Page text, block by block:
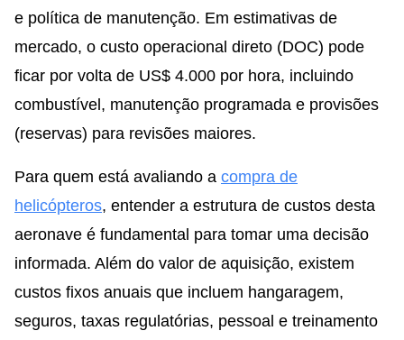
e política de manutenção. Em estimativas de
mercado, o custo operacional direto (DOC) pode
ficar por volta de US$ 4.000 por hora, incluindo
combustível, manutenção programada e provisões
(reservas) para revisões maiores.
Para quem está avaliando a compra de
helicópteros, entender a estrutura de custos desta
aeronave é fundamental para tomar uma decisão
informada. Além do valor de aquisição, existem
custos fixos anuais que incluem hangaragem,
seguros, taxas regulatórias, pessoal e treinamento